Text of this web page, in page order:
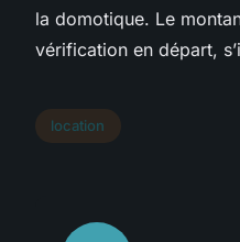
la domotique. Le
vérification en départ,
location